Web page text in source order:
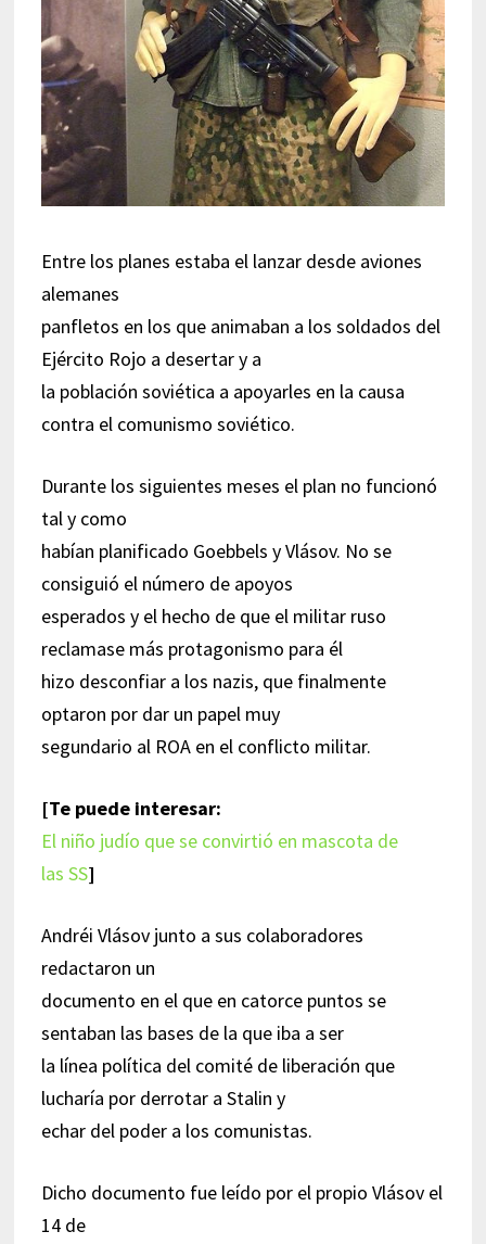
Entre los planes estaba el lanzar desde aviones
alemanes
panfletos en los que animaban a los soldados del
Ejército Rojo a desertar y a
la población soviética a apoyarles en la causa
contra el comunismo soviético.
Durante los siguientes meses el plan no funcionó
tal y como
habían planificado Goebbels y Vlásov. No se
consiguió el número de apoyos
esperados y el hecho de que el militar ruso
reclamase más protagonismo para él
hizo desconfiar a los nazis, que finalmente
optaron por dar un papel muy
segundario al ROA en el conflicto militar.
[Te puede interesar:
El niño judío que se convirtió en mascota de
las SS]
Andréi Vlásov junto a sus colaboradores
redactaron un
documento en el que en catorce puntos se
sentaban las bases de la que iba a ser
la línea política del comité de liberación que
lucharía por derrotar a Stalin y
echar del poder a los comunistas.
Dicho documento fue leído por el propio Vlásov el
14 de